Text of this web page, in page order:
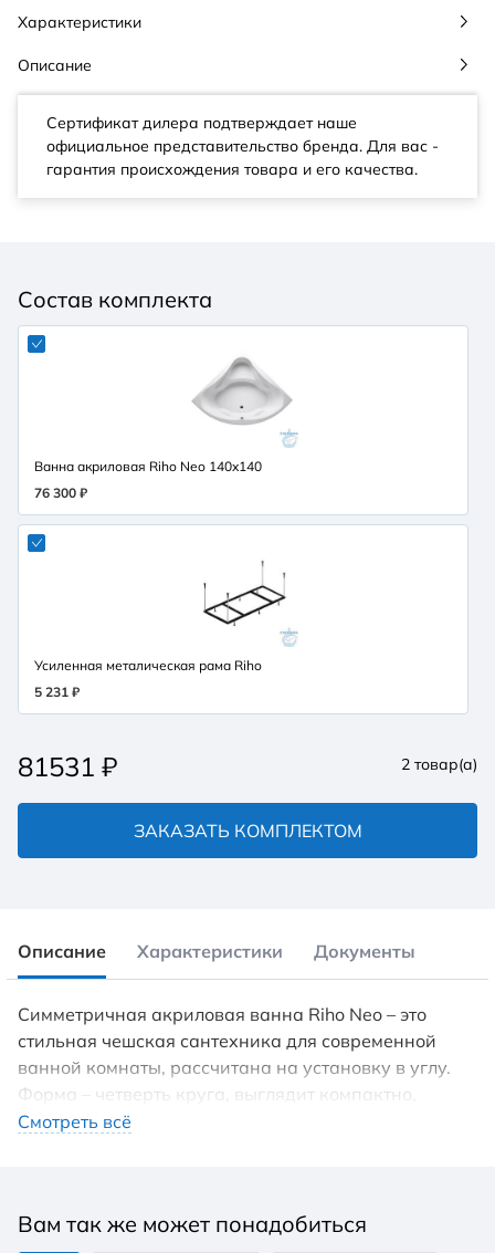
Характеристики
Описание
Сертификат дилера подтверждает наше
официальное представительство бренда. Для вас -
гарантия происхождения товара и его качества.
Состав комплекта
Ванна акриловая Riho Neo 140x140
76 300 ₽
Усиленная металическая рама Riho
5 231 ₽
ЗАКАЗАТЬ КОМПЛЕКТОМ
2 товар(а)
81531 ₽
Описание Характеристики Документы
Симметричная акриловая ванна Riho Neo – это
стильная чешская сантехника для современной
ванной комнаты, рассчитана на установку в углу.
Форма – четверть круга, выглядит компактно,
однако имеет достаточный объем. Внутренние
только в новаторском стилевом исполнении, но и в
Смотреть всё
Вам так же может понадобиться